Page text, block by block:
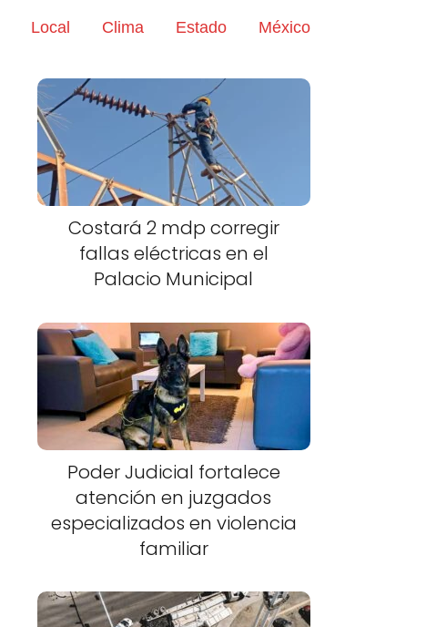
Local Clima Estado México
Costará 2 mdp corregir
fallas eléctricas en el
Palacio Municipal
Poder Judicial fortalece
atención en juzgados
especializados en violencia
familiar